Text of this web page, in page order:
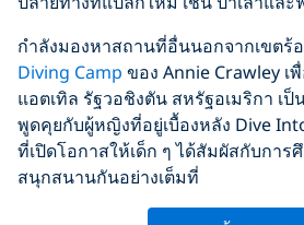
กำลังมองหาสถานที่อื่นนอกจากเขตร้
Diving Camp ของ Annie Crawley
แอตเทิล รัฐวอชิงตัน สหรัฐอเมริกา เ
พูดคุยกับผู้หญิงที่อยู่เบื้องหลัง Dive
ที่เปิดโอกาสให้เด็ก ๆ ได้สัมผัสกับการ
สนุกสนานกันอย่างเต็มที่